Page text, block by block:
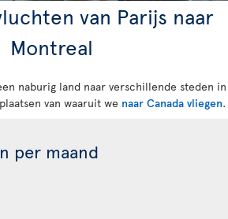
van Parijs naar
Montreal
naburig land naar verschillende steden in
van waaruit we naar Canada vliegen.
per maand